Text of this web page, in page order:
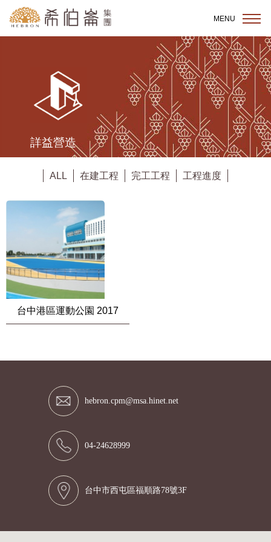
跳到主要內容區塊
MENU
詳益營造
耕耘創建城市樣貌，透過都市更新計畫的參與，共
ALL 在建工程 完工工程 工程進度
台中港區運動公園 2017
hebron.cpm@msa.hinet.net
04-24628999
台中市西屯區福順路78號3F